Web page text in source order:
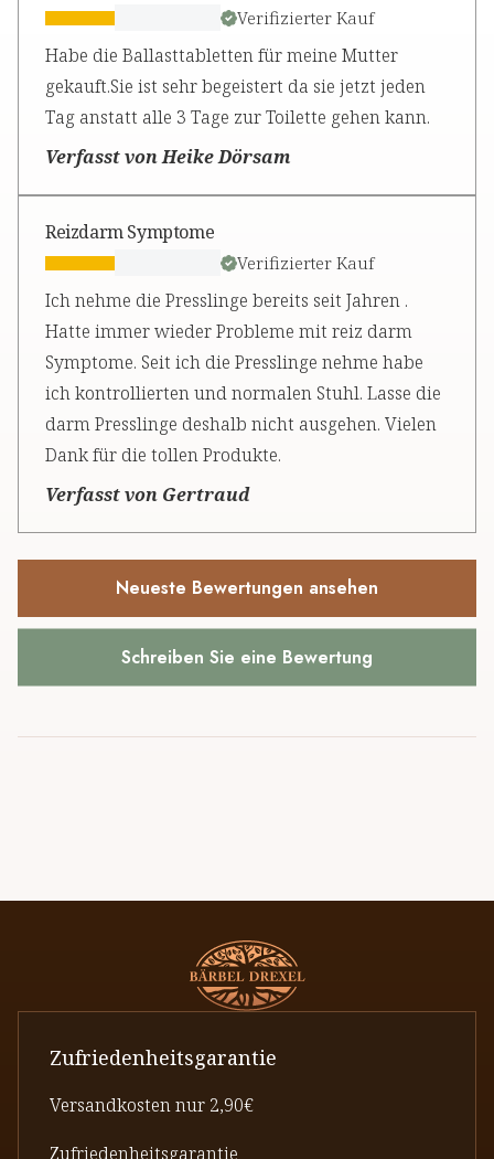
Verifizierter Kauf
Habe die Ballasttabletten für meine Mutter
gekauft.Sie ist sehr begeistert da sie jetzt jeden
Tag anstatt alle 3 Tage zur Toilette gehen kann.
Verfasst von Heike Dörsam
Reizdarm Symptome
Verifizierter Kauf
Ich nehme die Presslinge bereits seit Jahren .
Hatte immer wieder Probleme mit reiz darm
Symptome. Seit ich die Presslinge nehme habe
ich kontrollierten und normalen Stuhl. Lasse die
darm Presslinge deshalb nicht ausgehen. Vielen
Dank für die tollen Produkte.
Verfasst von Gertraud
Neueste Bewertungen ansehen
Schreiben Sie eine Bewertung
Zufriedenheitsgarantie
Versandkosten nur 2,90€
Zufriedenheitsgarantie